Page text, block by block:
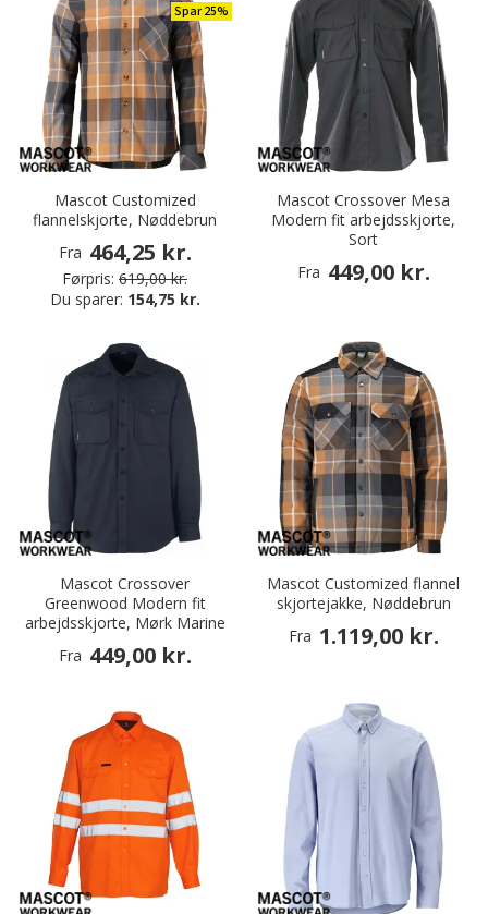
Spar 25%
Mascot Customized
flannelskjorte, Nøddebrun
Fra 464,25 kr.
Førpris: 619,00 kr.
Du sparer: 154,75 kr.
Mascot Crossover Mesa
Modern fit arbejdsskjorte,
Sort
Fra 449,00 kr.
Mascot Crossover
Greenwood Modern fit
arbejdsskjorte, Mørk Marine
Fra 449,00 kr.
Mascot Customized flannel
skjortejakke, Nøddebrun
Fra 1.119,00 kr.